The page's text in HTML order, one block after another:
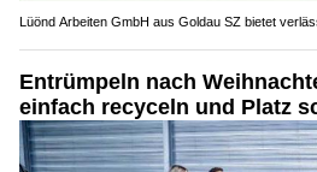
Lüönd Arbeiten GmbH aus Goldau SZ bietet
Entrümpeln nach
einfach recyceln und Platz